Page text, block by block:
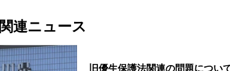
関連ニュース
旧優生保護法関連の問題につ